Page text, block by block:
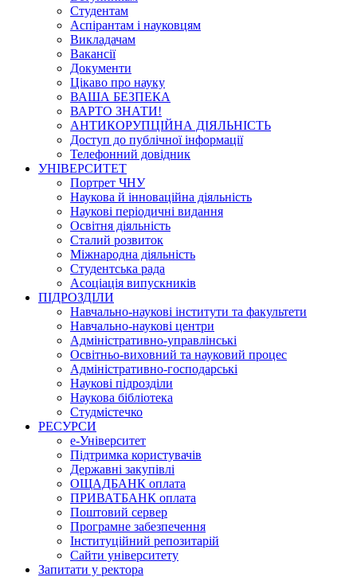
Студентам
Аспірантам і науковцям
Викладачам
Вакансії
Документи
Цікаво про науку
ВАША БЕЗПЕКА
ВАРТО ЗНАТИ!
АНТИКОРУПЦІЙНА ДІЯЛЬНІСТЬ
Доступ до публічної інформації
Телефонний довідник
УНІВЕРСИТЕТ
Портрет ЧНУ
Наукова й інноваційна діяльність
Наукові періодичні видання
Освітня діяльність
Сталий розвиток
Міжнародна діяльність
Студентська рада
Асоціація випускників
ПІДРОЗДІЛИ
Навчально-наукові інститути та факультети
Навчально-наукові центри
Адміністративно-управлінські
Освітньо-виховний та науковий процес
Адміністративно-господарські
Наукові підрозділи
Наукова бібліотека
Студмістечко
РЕСУРСИ
е-Університет
Підтримка користувачів
Державні закупівлі
ОЩАДБАНК оплата
ПРИВАТБАНК оплата
Поштовий сервер
Програмне забезпечення
Інституційний репозитарій
Сайти університету
Запитати у ректора